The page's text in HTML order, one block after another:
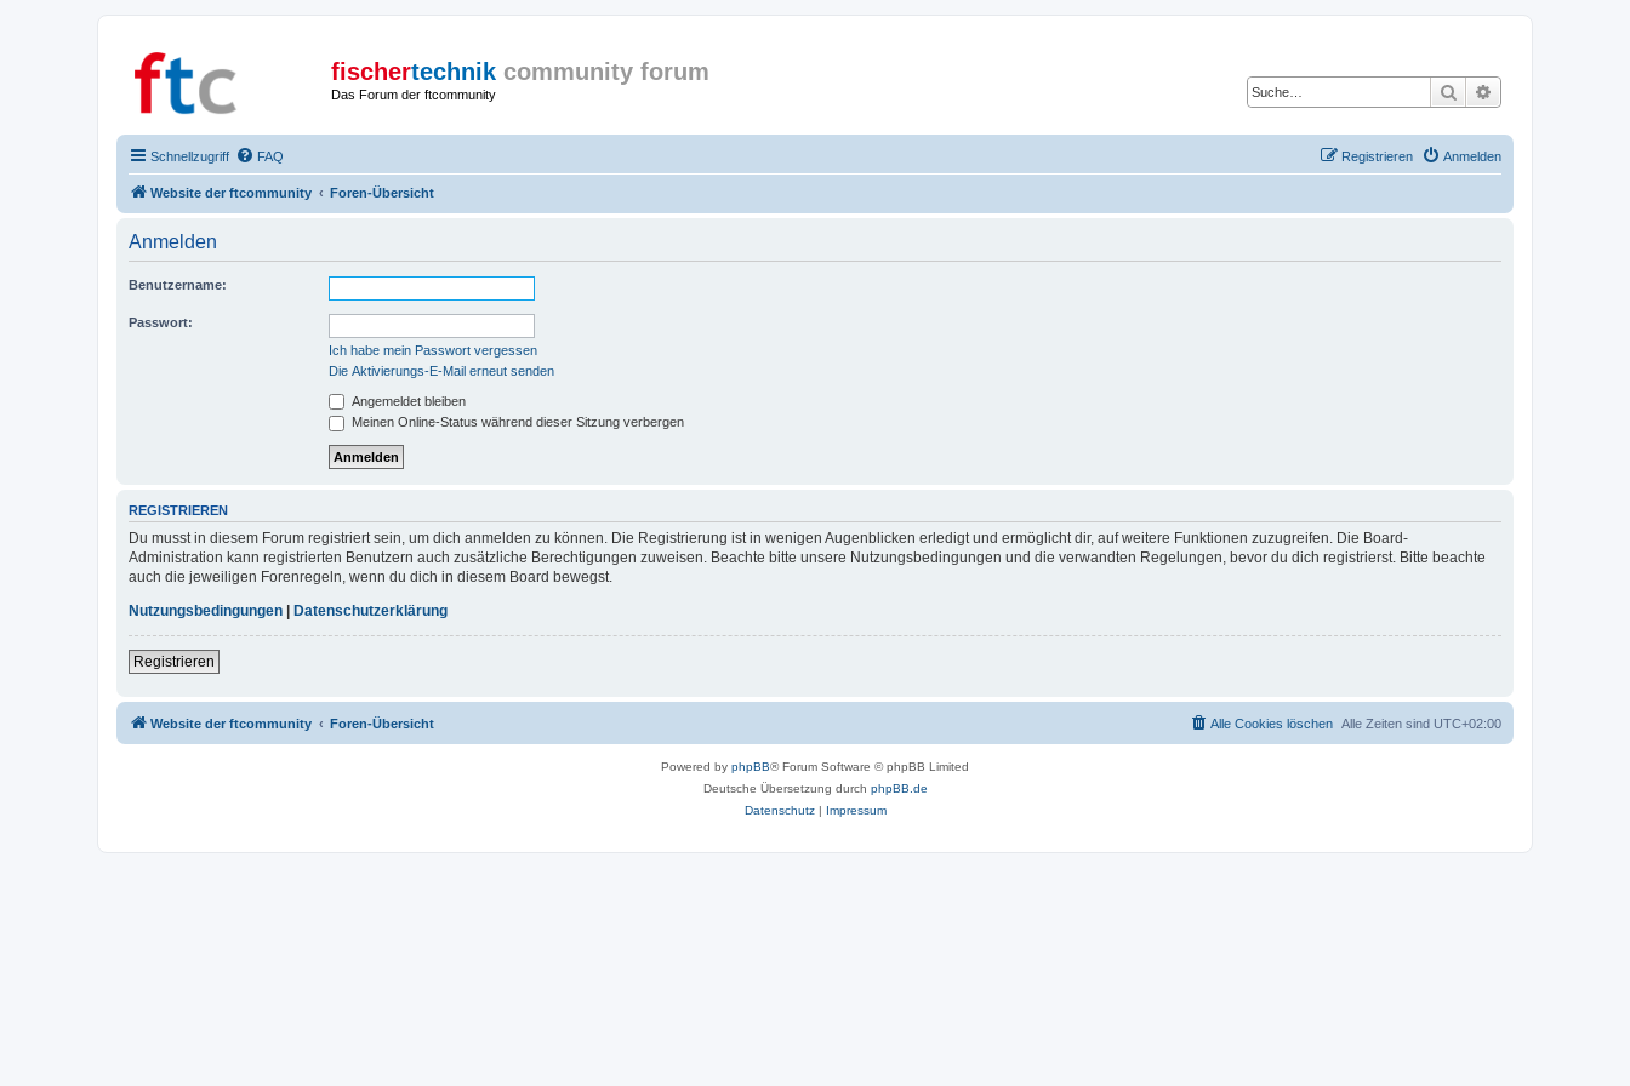
fischertechnik community forum
Das Forum der ftcommunity Suche
Schnellzugriff FAQ Anmelden
Registrieren
Website der ftcommunity Foren-Übersicht
Anmelden
Benutzername:
Passwort:
Ich habe mein Passwort vergessen
Die Aktivierungs-E-Mail erneut senden
Angemeldet bleiben
Meinen Online-Status während dieser Sitzung verbergen
REGISTRIEREN
Du musst in diesem Forum registriert sein, um dich anmelden zu können. Die Registrierung ist in wenigen Augenblicken erledigt und ermöglicht dir, auf weitere Funktionen zuzugreifen. Die Board-
Administration kann registrierten Benutzern auch zusätzliche Berechtigungen zuweisen. Beachte bitte unsere Nutzungsbedingungen und die verwandten Regelungen, bevor du dich registrierst. Bitte beachte
auch die jeweiligen Forenregeln, wenn du dich in diesem Board bewegst.
Nutzungsbedingungen
Datenschutzerklärung
Registrieren
Website der ftcommunity Foren-Übersicht Alle Zeiten sind UTC+02:00
Alle Cookies löschen
Powered by phpBB® Forum Software © phpBB Limited
Deutsche Übersetzung durch phpBB.de
Datenschutz| Impressum